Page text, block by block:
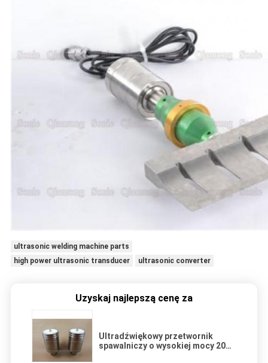
ultrasonic welding machine parts
high power ultrasonic transducer
ultrasonic converter
Uzyskaj najlepszą cenę za
Ultradźwiękowy przetwornik
spawalniczy o wysokiej mocy 20